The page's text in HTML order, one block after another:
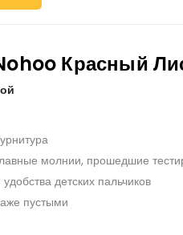
Красный
молнии, прошедшие
детских пальчиков
пустыми